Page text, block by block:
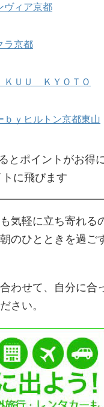
ィア京都
ラ京都
ＵＵ ＫＹＯＴＯ
ｙヒルトン京都東山
とポイントがお得
トに飛びます
気軽に立ち寄れる
のひとときを過ご
わせて、自分に合
さい。